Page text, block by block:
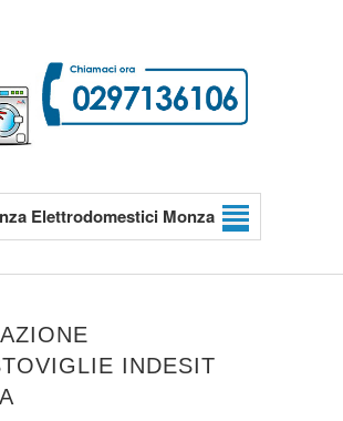
Elettrodomestici Monza
INDESIT